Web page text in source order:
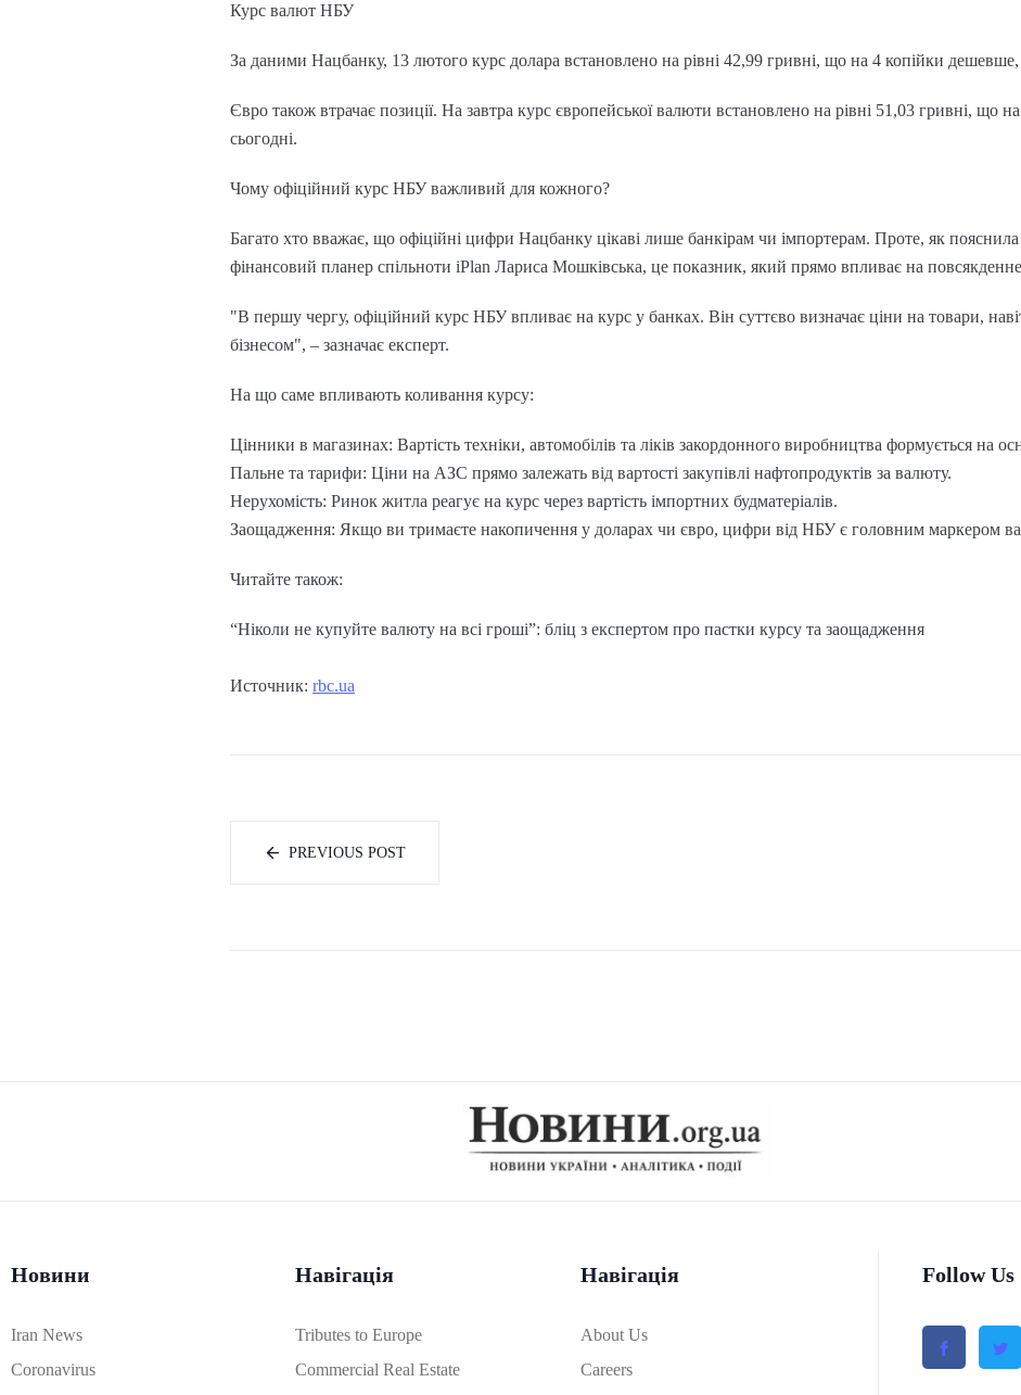
Курс валют НБУ
За даними Нацбанку, 13 лютого курс долара встановлено на рівні 42,99 гривні, що на 4 копійки дешевше,
Євро також втрачає позиції. На завтра курс європейської валюти встановлено на рівні 51,03 гривні, що
сьогодні.
Чому офіційний курс НБУ важливий для кожного?
Багато хто вважає, що офіційні цифри Нацбанку цікаві лише банкірам чи імпортерам. Проте, як
фінансовий планер спільноти iPlan Лариса Мошківська, це показник, який прямо впливає на
"В першу чергу, офіційний курс НБУ впливає на курс у банках. Він суттєво визначає ціни на товари,
бізнесом", – зазначає експерт.
На що саме впливають коливання курсу:
Цінники в магазинах: Вартість техніки, автомобілів та ліків закордонного виробництва формується на
Пальне та тарифи: Ціни на АЗС прямо залежать від вартості закупівлі нафтопродуктів за валюту.
Нерухомість: Ринок житла реагує на курс через вартість імпортних будматеріалів.
Заощадження: Якщо ви тримаєте накопичення у доларах чи євро, цифри від НБУ є головним маркером
Читайте також:
“Ніколи не купуйте валюту на всі гроші”: бліц з експертом про пастки курсу та заощадження
Источник: rbc.ua
PREVIOUS POST
Новини
Iran News
Coronavirus
Навігація
Tributes to Europe
Commercial Real Estate
Навігація
About Us
Careers
Follow Us